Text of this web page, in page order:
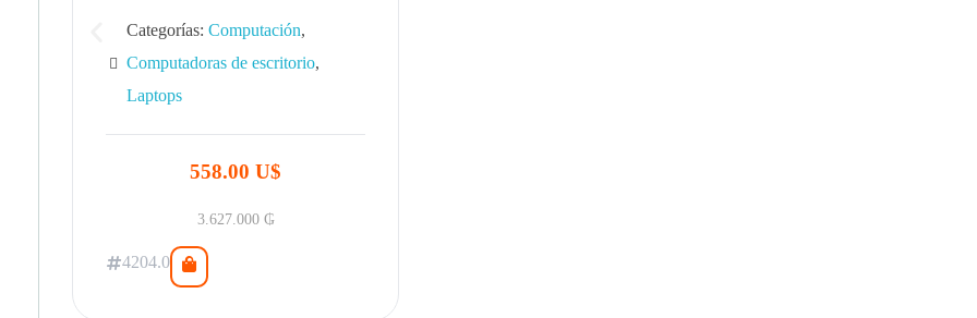
Categorías: Computación,
Computadoras de escritorio,
Laptops
558.00 U$
3.627.000 ₲
4204.0